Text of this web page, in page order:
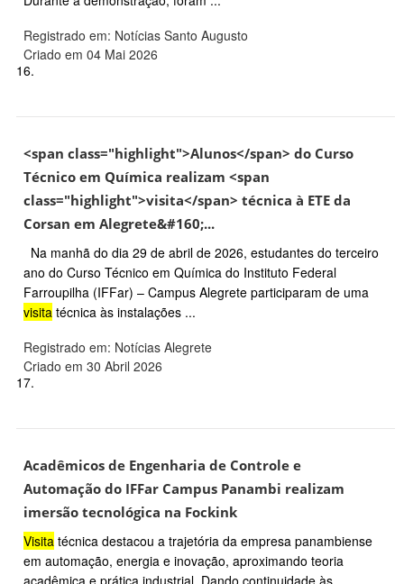
Registrado em: Notícias Santo Augusto
Criado em 04 Mai 2026
16.
<span class="highlight">Alunos</span> do Curso
Técnico em Química realizam <span
class="highlight">visita</span> técnica à ETE da
Corsan em Alegrete&#160;...
Na manhã do dia 29 de abril de 2026, estudantes do terceiro
ano do Curso Técnico em Química do Instituto Federal
Farroupilha (IFFar) – Campus Alegrete participaram de uma
visita técnica às instalações ...
Registrado em: Notícias Alegrete
Criado em 30 Abril 2026
17.
Acadêmicos de Engenharia de Controle e
Automação do IFFar Campus Panambi realizam
imersão tecnológica na Fockink
Visita técnica destacou a trajetória da empresa panambiense
em automação, energia e inovação, aproximando teoria
acadêmica e prática industrial. Dando continuidade às